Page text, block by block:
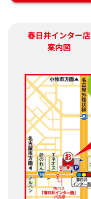
春日井インター店
案内図